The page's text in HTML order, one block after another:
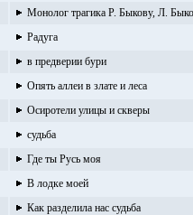
Монолог трагика Р. Быкову, Л.
Радуга
в предверии бури
Опять аллеи в злате и леса
Осиротели улицы и скверы
судьба
Где ты Русь моя
В лодке моей
Как разделила нас судьба